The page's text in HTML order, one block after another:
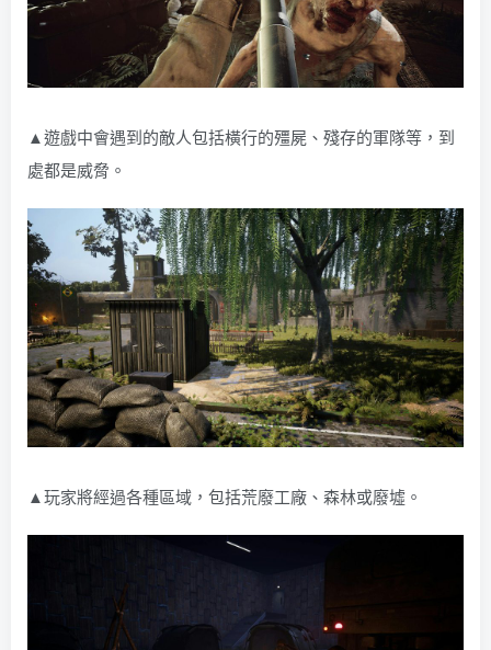
▲遊戲中會遇到的敵人包括橫行的殭屍、殘存的軍隊等，到
處都是威脅。
▲玩家將經過各種區域，包括荒廢工廠、森林或廢墟。